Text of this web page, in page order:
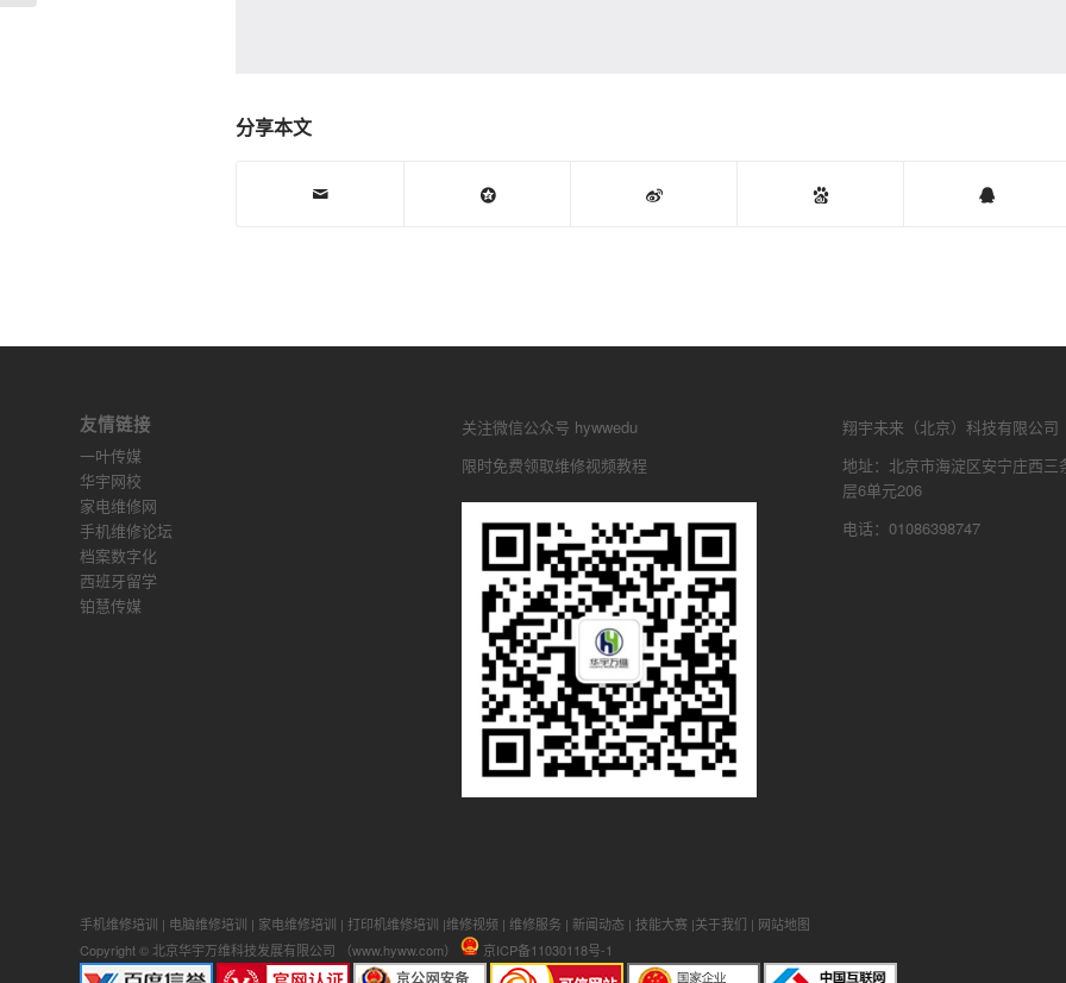
分享本文
友情链接
一叶传媒
华宇网校
家电维修网
手机维修论坛
档案数字化
西班牙留学
铂慧传媒
关注微信公众号 hywwedu
限时免费领取维修视频教程
翔宇未来（北京）科技有限公司
地址：北京市海淀区安宁庄西三
层6单元206
电话：01086398747
手机维修培训 | 电脑维修培训 | 家电维修培训 | 打印机维修培训 |维修视频 | 维修服务 | 新闻动态 | 技能大赛 |关于我们 | 网站地图
Copyright © 北京华宇万维科技发展有限公司 （www.hyww.com）
京ICP备11030118号-1